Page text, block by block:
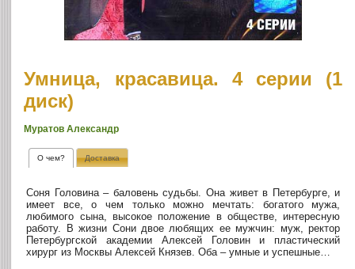
Умница, красавица. 4 серии (1
диск)
Муратов Александр
О чем? Доставка
Соня Головина – баловень судьбы. Она живет в Петербурге, и
имеет все, о чем только можно мечтать: богатого мужа,
любимого сына, высокое положение в обществе, интересную
работу. В жизни Сони двое любящих ее мужчин: муж, ректор
Петербургской академии Алексей Головин и пластический
хирург из Москвы Алексей Князев. Оба – умные и успешные…